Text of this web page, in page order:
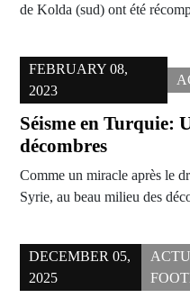
de Kolda (sud) ont été
FEBRUARY 08,
2023
Séisme en Turquie:
décombres
Comme un miracle après le
Syrie, au beau milieu des
DECEMBER 05,
2025